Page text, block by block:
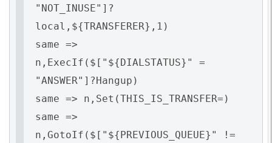
"NOT_INUSE"]?
local,${TRANSFERER},1)
same =>
n,ExecIf($["${DIALSTATUS}" =
"ANSWER"]?Hangup)
same => n,Set(THIS_IS_TRANSFER=)
same =>
n,GotoIf($["${PREVIOUS_QUEUE}" !=